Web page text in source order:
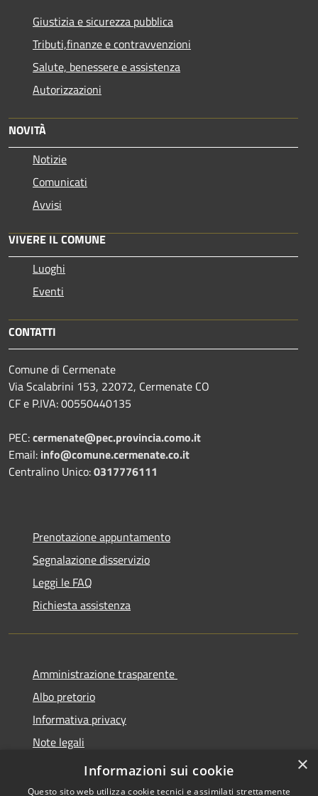
Giustizia e sicurezza pubblica
Tributi,finanze e contravvenzioni
Salute, benessere e assistenza
Autorizzazioni
NOVITÀ
Notizie
Comunicati
Avvisi
VIVERE IL COMUNE
Luoghi
Eventi
CONTATTI
Comune di Cermenate
Via Scalabrini 153, 22072, Cermenate CO
CF e P.IVA: 00550440135
PEC:cermenate@pec.provincia.como.it
Email: info@comune.cermenate.co.it
Centralino Unico:0317776111
Prenotazione appuntamento
Segnalazione disservizio
Leggi le FAQ
Richiesta assistenza
Amministrazione trasparente
Albo pretorio
Informativa privacy
Note legali
Dichiarazione di accessibilità
×
Informazioni sui cookie
Questo sito web utilizza cookie tecnici e assimilati strettamente